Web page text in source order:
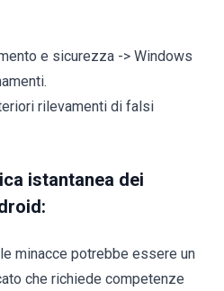
e sicurezza -> Windows
rilevamenti di falsi
istantanea dei
minacce potrebbe essere un
che richiede competenze